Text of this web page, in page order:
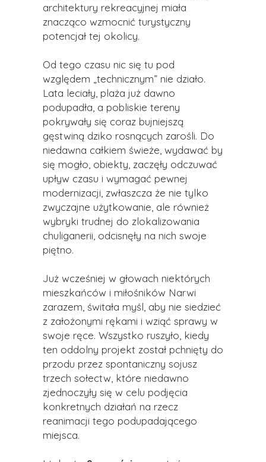
architektury rekreacyjnej miała
znacząco wzmocnić turystyczny
potencjał tej okolicy.
Od tego czasu nic się tu pod
względem „technicznym” nie działo.
Lata leciały, plaża już dawno
podupadła, a pobliskie tereny
pokrywały się coraz bujniejszą
gęstwiną dziko rosnących zarośli. Do
niedawna całkiem świeże, wydawać by
się mogło, obiekty, zaczęły odczuwać
upływ czasu i wymagać pewnej
modernizacji, zwłaszcza że nie tylko
zwyczajne użytkowanie, ale również
wybryki trudnej do zlokalizowania
chuliganerii, odcisnęły na nich swoje
piętno.
Już wcześniej w głowach niektórych
mieszkańców i miłośników Narwi
zarazem, świtała myśl, aby nie siedzieć
z założonymi rękami i wziąć sprawy w
swoje ręce. Wszystko ruszyło, kiedy
ten oddolny projekt został pchnięty do
przodu przez spontaniczny sojusz
trzech sołectw, które niedawno
zjednoczyły się w celu podjęcia
konkretnych działań na rzecz
reanimacji tego podupadającego
miejsca.